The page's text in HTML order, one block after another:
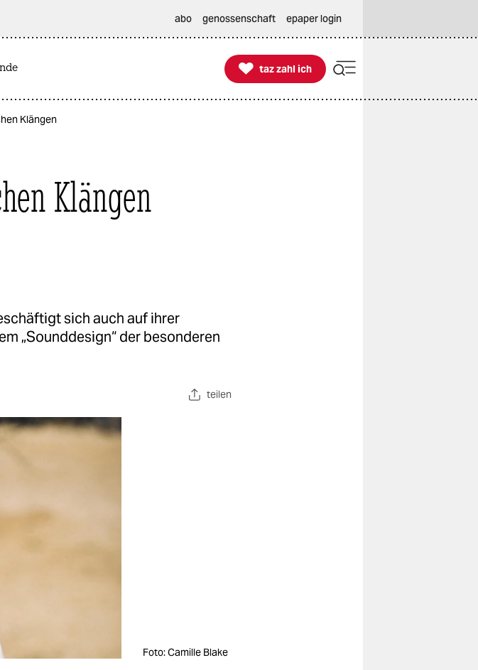
abo genossenschaft epaper login

taz zahl ich
taz zahl ich
Klängen
Klängen
sich auch auf ihrer
„Sounddesign“ der besonderen
teilen
Foto: Camille Blake